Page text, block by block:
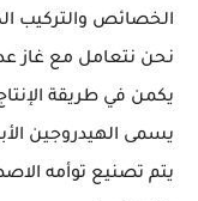
الخصائص والتركيب
نحن نتعامل مع غاز
يكمن في طريقة
يسمى الهيدروجين
يتم تصنيع توأمه